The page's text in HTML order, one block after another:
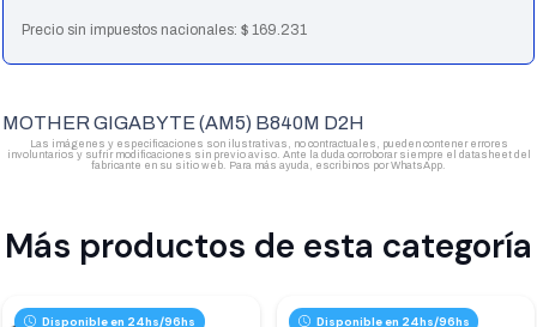
Precio sin impuestos nacionales:$ 169.231
MOTHER GIGABYTE (AM5) B840M D2H
Las imágenes y especificaciones son ilustrativas, no contractuales, pueden contener errores
involuntarios y sufrir modificaciones sin previo aviso. Ante la duda corroborar siempre el datasheet del
fabricante en su sitio web. Para más ayuda, escribinos por WhatsApp.
Más productos de esta categoría
Disponible en 24hs/96hs Disponible en 24hs/96hs